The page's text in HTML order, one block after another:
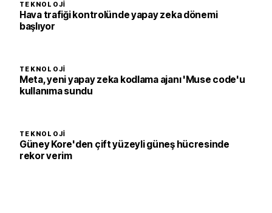
TEKNOLOJI
Hava trafiği kontrolünde yapay zeka dönemi
başlıyor
TEKNOLOJI
Meta, yeni yapay zeka kodlama ajanı 'Muse code'u
kullanıma sundu
TEKNOLOJI
Güney Kore'den çift yüzeyli güneş hücresinde
rekor verim